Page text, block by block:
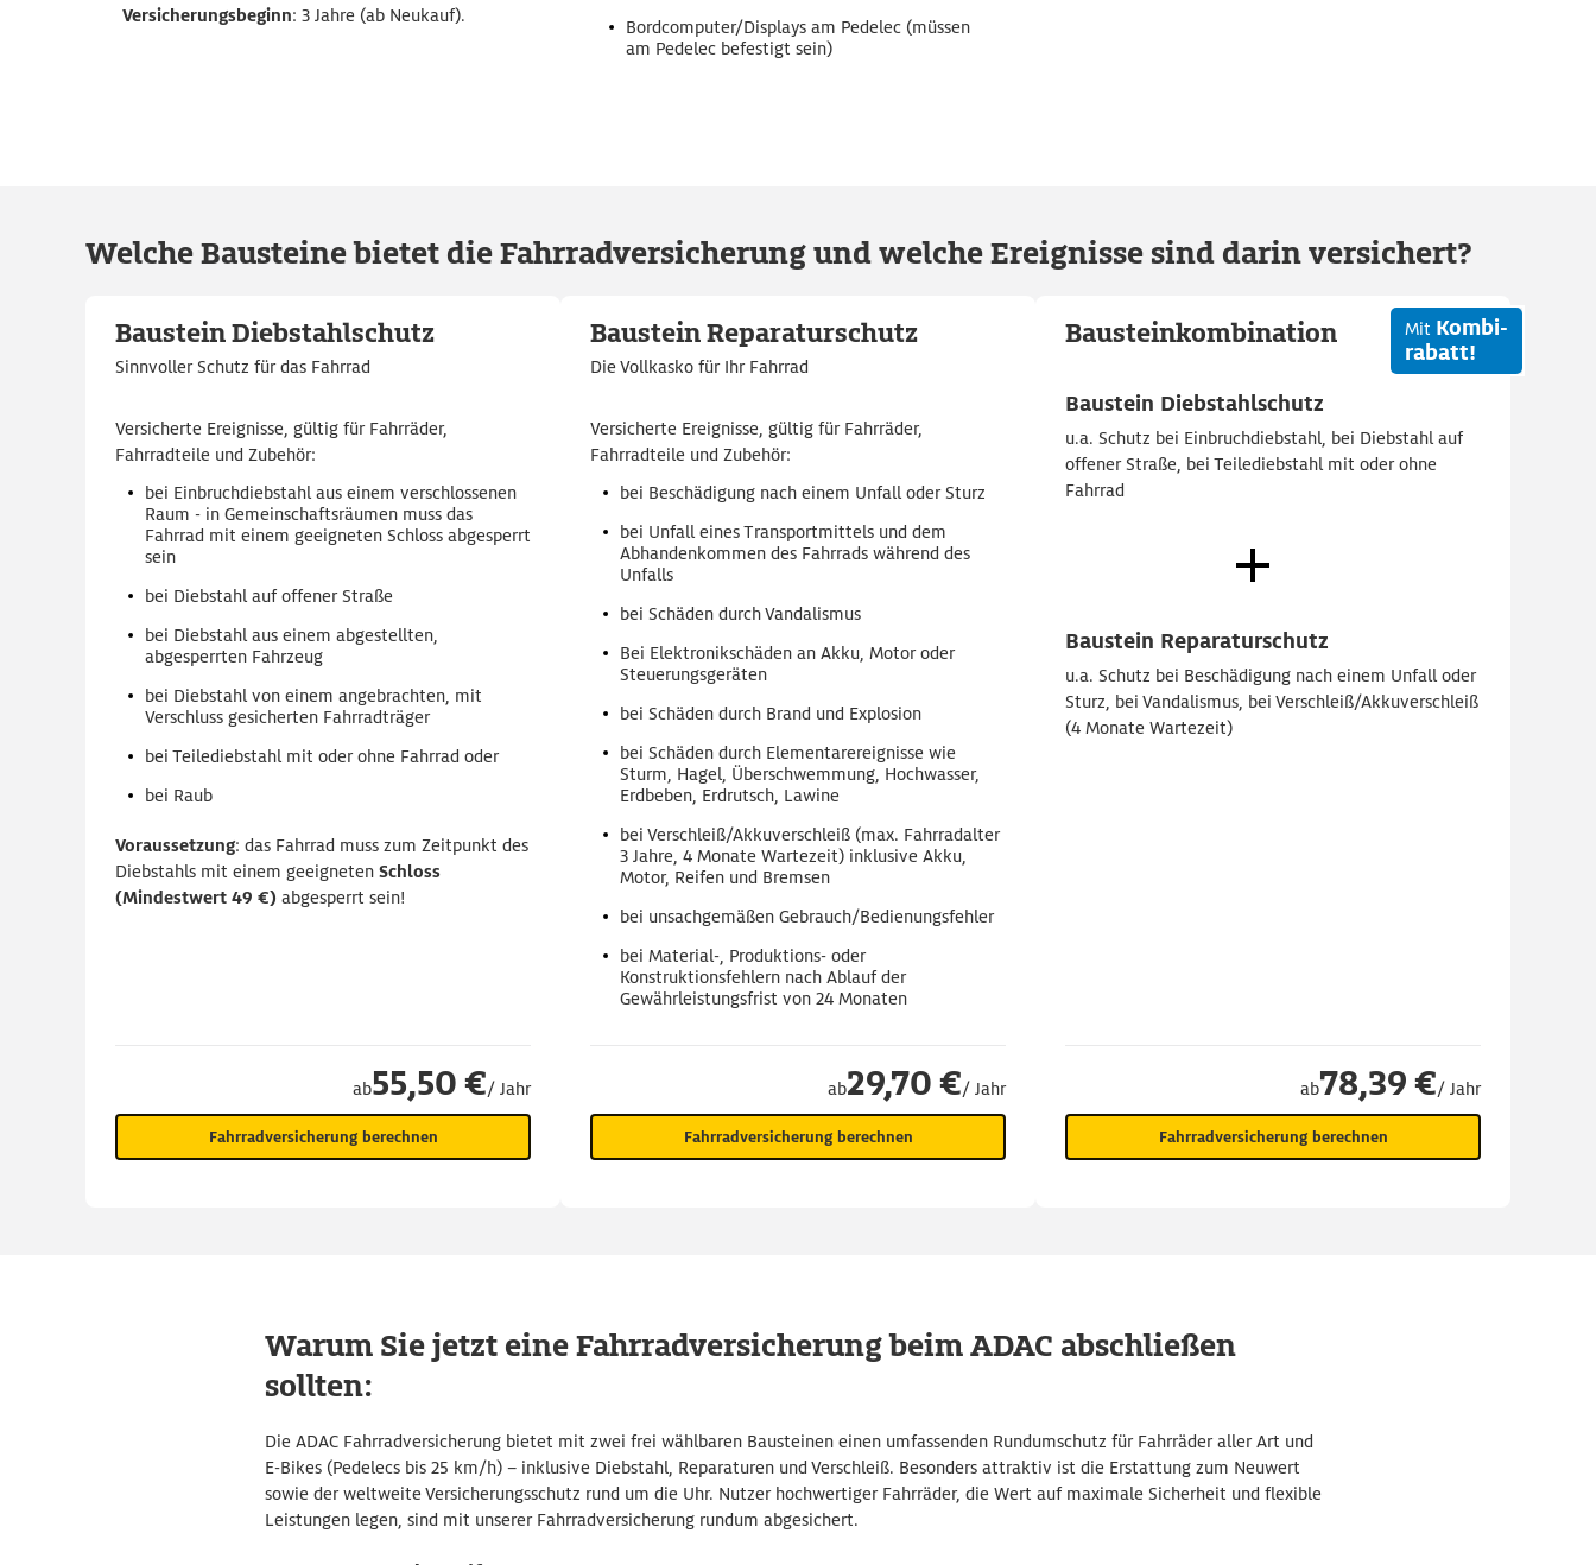
Versicherungsbeginn: 3 Jahre (ab Neukauf).
Bordcomputer/Displays am Pedelec (müssen
am Pedelec befestigt sein)
Welche Bausteine bietet die Fahrradversicherung und welche Ereignisse sind darin versichert?
Baustein Diebstahlschutz
Sinnvoller Schutz für das Fahrrad
Versicherte Ereignisse, gültig für Fahrräder,
Fahrradteile und Zubehör:
bei Einbruchdiebstahl aus einem verschlossenen
Raum - in Gemeinschaftsräumen muss das
Fahrrad mit einem geeigneten Schloss abgesperrt
sein
bei Diebstahl auf offener Straße
bei Diebstahl aus einem abgestellten,
abgesperrten Fahrzeug
bei Diebstahl von einem angebrachten, mit
Verschluss gesicherten Fahrradträger
bei Teilediebstahl mit oder ohne Fahrrad oder
bei Raub
Voraussetzung: das Fahrrad muss zum Zeitpunkt des
Diebstahls mit einem geeigneten Schloss
(Mindestwert 49 €) abgesperrt sein!
ab55,50 €/ Jahr
Fahrradversicherung berechnen
Baustein Reparaturschutz
Die Vollkasko für Ihr Fahrrad
Versicherte Ereignisse, gültig für Fahrräder,
Fahrradteile und Zubehör:
bei Beschädigung nach einem Unfall oder Sturz
bei Unfall eines Transportmittels und dem
Abhandenkommen des Fahrrads während des
Unfalls
bei Schäden durch Vandalismus
Bei Elektronikschäden an Akku, Motor oder
Steuerungsgeräten
bei Schäden durch Brand und Explosion
bei Schäden durch Elementarereignisse wie
Sturm, Hagel, Überschwemmung, Hochwasser,
Erdbeben, Erdrutsch, Lawine
bei Verschleiß/Akkuverschleiß (max. Fahrradalter
3 Jahre, 4 Monate Wartezeit) inklusive Akku,
Motor, Reifen und Bremsen
bei unsachgemäßen Gebrauch/Bedienungsfehler
bei Material-, Produktions- oder
Konstruktionsfehlern nach Ablauf der
Gewährleistungsfrist von 24 Monaten
ab29,70 €/ Jahr
Fahrradversicherung berechnen
Bausteinkombination Mit Kombi-
rabatt!
Baustein Diebstahlschutz
u.a. Schutz bei Einbruchdiebstahl, bei Diebstahl auf
offener Straße, bei Teilediebstahl mit oder ohne
Fahrrad
Baustein Reparaturschutz
u.a. Schutz bei Beschädigung nach einem Unfall oder
Sturz, bei Vandalismus, bei Verschleiß/Akkuverschleiß
(4 Monate Wartezeit)
ab78,39 €/ Jahr
Fahrradversicherung berechnen
Warum Sie jetzt eine Fahrradversicherung beim ADAC abschließen
sollten:
Die ADAC Fahrradversicherung bietet mit zwei frei wählbaren Bausteinen einen umfassenden Rundumschutz für Fahrräder aller Art und
E-Bikes (Pedelecs bis 25 km/h) – inklusive Diebstahl, Reparaturen und Verschleiß. Besonders attraktiv ist die Erstattung zum Neuwert
sowie der weltweite Versicherungsschutz rund um die Uhr. Nutzer hochwertiger Fahrräder, die Wert auf maximale Sicherheit und flexible
Leistungen legen, sind mit unserer Fahrradversicherung rundum abgesichert.